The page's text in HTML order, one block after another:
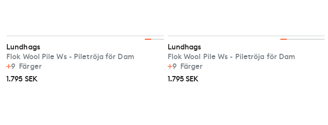
Lundhags
Flok Wool Pile Ws - Piletröja för Dam
9 Färger
1.795 SEK
Lundhags
Flok Wool Pile Ws - Piletröja för Dam
9 Färger
1.795 SEK